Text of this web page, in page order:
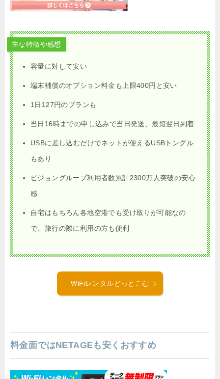
主な特徴や感想
容量に対して安い
端末補償のオプション料金も上限400円と安い
1日127円のプランも
当日16時までの申し込みで当日発送、最短翌日到着
USBに差し込むだけでネットが使えるUSBトングル
もあり
ビジョングループ利用者数累計2300万人突破の安心
感
自宅はもちろん各地空港でも受け取りが可能なの
で、旅行の際に利用の方も便利
WiFiレンタルどっとこむ
料金面ではNETAGEも安くおすすめ